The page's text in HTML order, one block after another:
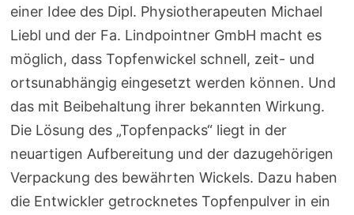
einer Idee des Dipl. Physiotherapeuten Michael
Liebl und der Fa. Lindpointner GmbH macht es
möglich, dass Topfenwickel schnell, zeit- und
ortsunabhängig eingesetzt werden können. Und
das mit Beibehaltung ihrer bekannten Wirkung.
Die Lösung des „Topfenpacks“ liegt in der
neuartigen Aufbereitung und der dazugehörigen
Verpackung des bewährten Wickels. Dazu haben
die Entwickler getrocknetes Topfenpulver in ein